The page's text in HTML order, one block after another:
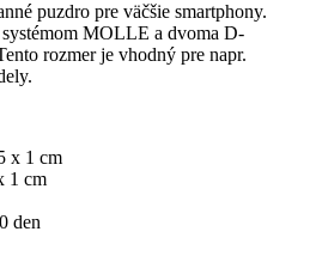
puzdro pre väčšie smartphony.
systémom MOLLE a dvoma D-
rozmer je vhodný pre napr.
x 1 cm
cm
den